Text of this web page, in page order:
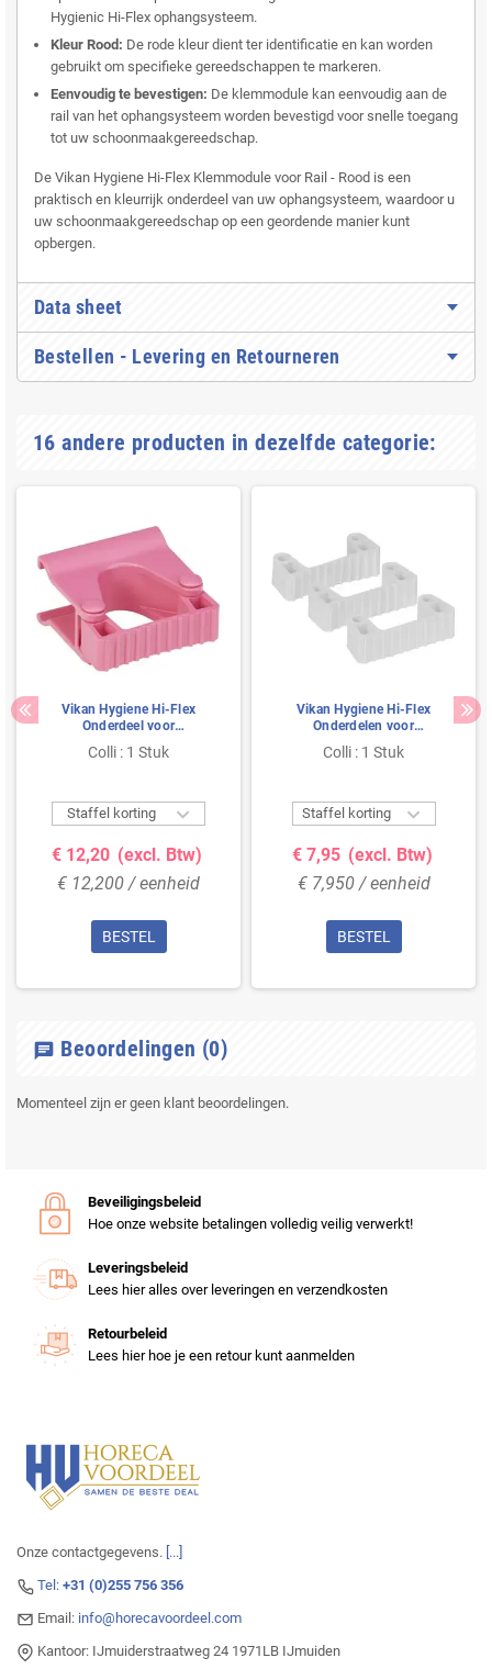
Hygienic Hi-Flex ophangsysteem.
Kleur Rood: De rode kleur dient ter identificatie en kan worden
gebruikt om specifieke gereedschappen te markeren.
Eenvoudig te bevestigen: De klemmodule kan eenvoudig aan de
rail van het ophangsysteem worden bevestigd voor snelle toegang
tot uw schoonmaakgereedschap.
De Vikan Hygiene Hi-Flex Klemmodule voor Rail - Rood is een
praktisch en kleurrijk onderdeel van uw ophangsysteem, waardoor u
uw schoonmaakgereedschap op een geordende manier kunt
opbergen.
Data sheet
Bestellen - Levering en Retourneren
16 andere producten in dezelfde categorie:
Vikan Hygiene Hi-Flex
Onderdeel voor
Ophangsysteem:
Klemmodule voor Rail - Roze
Colli : 1 Stuk
Staffel korting 
€ 12,20 (excl. Btw)
€ 12,200 / eenheid
BESTEL
Vikan Hygiene Hi-Flex
Onderdelen voor
Ophangsysteem: 3 Klemmen
- Wit
Colli : 1 Stuk
Staffel korting 
€ 7,95 (excl. Btw)
€ 7,950 / eenheid
BESTEL
chat Beoordelingen (0)
Momenteel zijn er geen klant beoordelingen.
Beveiligingsbeleid
Hoe onze website betalingen volledig veilig verwerkt!
Leveringsbeleid
Lees hier alles over leveringen en verzendkosten
Retourbeleid
Lees hier hoe je een retour kunt aanmelden
Onze contactgegevens. [...]
Tel: +31 (0)255 756 356
Email: info@horecavoordeel.com
Kantoor: IJmuiderstraatweg 24 1971LB IJmuiden